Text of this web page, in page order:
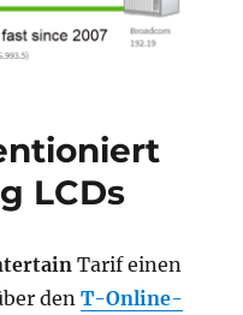
LCDs
Tarif einen
denT-Online-